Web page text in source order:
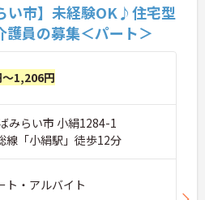
い市】未経験OK♪住宅型
員の募集＜パート＞
1,206円
みらい市 小絹1284-1
線「小絹駅」徒歩12分
ト・アルバイト